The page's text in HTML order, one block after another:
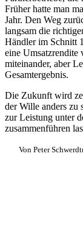
Früher hatte man
Jahr. Den Weg
langsam die
Händler im Schnitt
eine Umsatzrendite
miteinander, aber
Gesamtergebnis.
Die Zukunft wird
der Wille anders zu
zur Leistung unter
zusammenführen
Von Peter